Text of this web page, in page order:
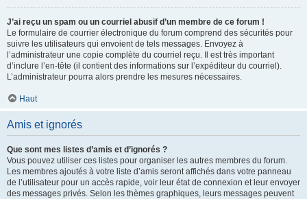
J’ai reçu un spam ou un courriel abusif d’un membre de ce forum !
Le formulaire de courrier électronique du forum comprend des sécurités pour
suivre les utilisateurs qui envoient de tels messages. Envoyez à
l’administrateur une copie complète du courriel reçu. Il est très important
d’inclure l’en-tête (il contient des informations sur l’expéditeur du courriel).
L’administrateur pourra alors prendre les mesures nécessaires.
Haut
Amis et ignorés
Que sont mes listes d’amis et d’ignorés ?
Vous pouvez utiliser ces listes pour organiser les autres membres du forum.
Les membres ajoutés à votre liste d’amis seront affichés dans votre panneau
de l’utilisateur pour un accès rapide, voir leur état de connexion et leur envoyer
des messages privés. Selon les thèmes graphiques, leurs messages peuvent